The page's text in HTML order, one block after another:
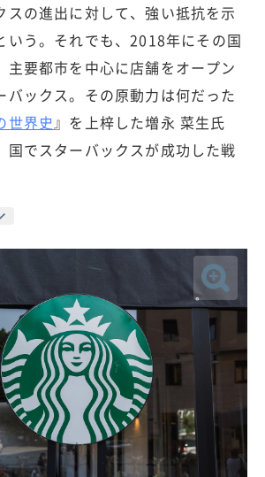
スの進出に対して、強い抵抗を示
いう。それでも、2018年にその国
主要都市を中心に店舗をオープン
バックス。その原動力は何だった
世界史』を上梓した増永 菜生氏
国でスターバックスが成功した戦